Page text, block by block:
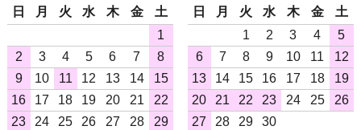
日
月 火 水 木 金
土
1
2
3 4 5 6 7
8
9
10 11 12 13 14
15
16
17 18 19 20 21
22
23
24 25 26 27 28 29
日
月 火 水 木 金
土
1
2 3 4
5
6
7 8 9 10 11
12
13
14 15 16 17 18
19
20
21 22 23 24 25
26
27
28 29 30